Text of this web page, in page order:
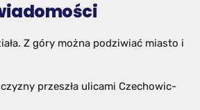
Z góry można podziwiać miasto i
przeszła ulicami Czechowic-